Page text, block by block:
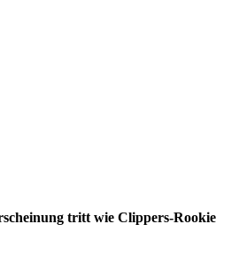
tritt wie Clippers-Rookie